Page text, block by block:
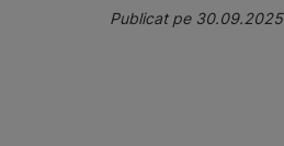
Publicat pe 30.09.2025